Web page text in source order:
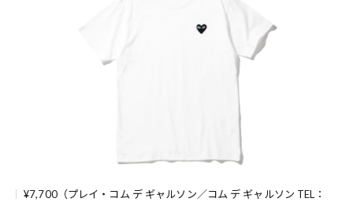
¥7,700（プレイ・コム デ ギャルソン／コム デ ギャルソン TEL：